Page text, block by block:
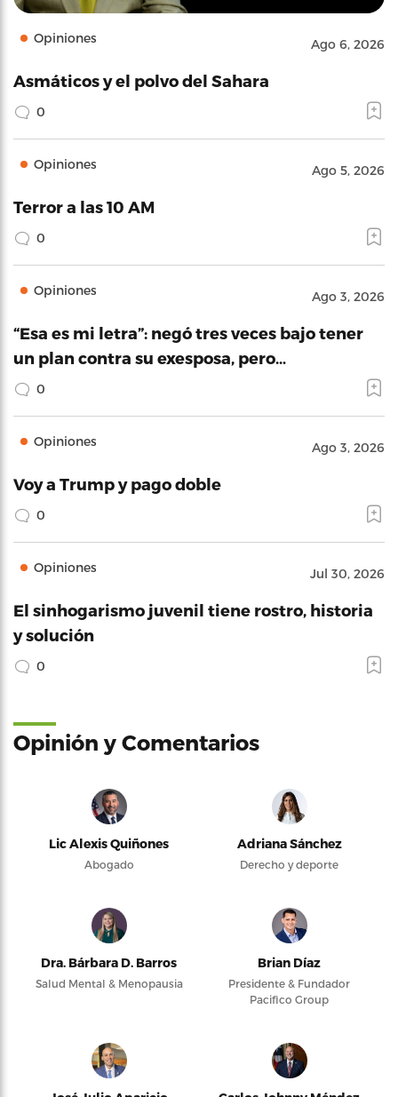
Opiniones Ago 6, 2026
Asmáticos y el polvo del Sahara
0
Opiniones Ago 5, 2026
Terror a las 10 AM
0
Opiniones Ago 3, 2026
“Esa es mi letra”: negó tres veces bajo tener
un plan contra su exesposa, pero…
0
Opiniones Ago 3, 2026
Voy a Trump y pago doble
0
Opiniones Jul 30, 2026
El sinhogarismo juvenil tiene rostro, historia
y solución
0
Opinión y Comentarios
Lic Alexis Quiñones
Abogado
Adriana Sánchez
Derecho y deporte
Dra. Bárbara D. Barros
Salud Mental & Menopausia
Brian Díaz
Presidente & Fundador
Pacifico Group